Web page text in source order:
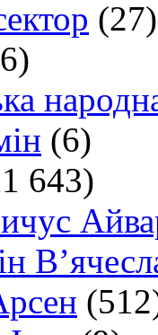
(27)
(6)
643)